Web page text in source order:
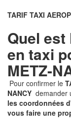
TARIF TAXI
Quel
en taxi
METZ-
Pour confirmer le
NANCY demander
les coordonnées
vous faire une